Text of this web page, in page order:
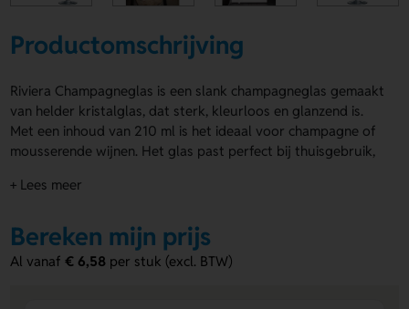
Productomschrijving
Riviera Champagneglas is een slank champagneglas gemaakt
van helder kristalglas, dat sterk, kleurloos en glanzend is.
Met een inhoud van 210 ml is het ideaal voor champagne of
mousserende wijnen. Het glas past perfect bij thuisgebruik,
Champagneglas laten graveren op de voor- of achterzijde
evenementen of tafelschikking een persoonlijke uitstraling!
Voordelen van de Riviera
+ Lees meer
Bereken mijn prijs
Al vanaf€ 6,58 per stuk (excl. BTW)